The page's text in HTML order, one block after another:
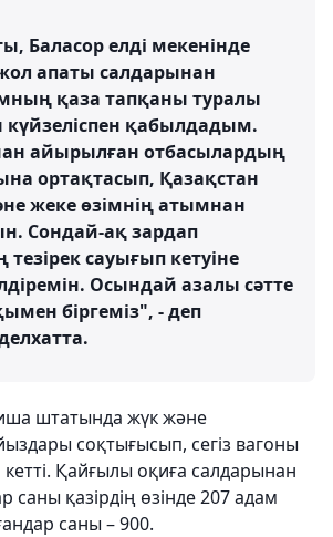
Баласор елді мекенінде
апаты салдарынан
қаза тапқаны туралы
күйзеліспен қабылдадым.
айырылған отбасылардың
ортақтасып, Қазақстан
жеке өзімнің атымнан
Сондай-ақ зардап
сауығып кетуіне
Осындай азалы сәтте
біргеміз", - деп
штатында жүк және
соқтығысып, сегіз вагоны
Қайғылы оқиға салдарынан
саны қазірдің өзінде 207 адам
саны – 900.